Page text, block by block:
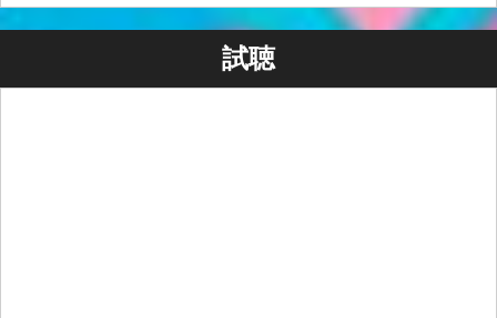
試聴